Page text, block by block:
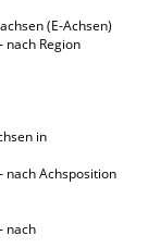
(E-Achsen)
nach Region
in
nach Achsposition
nach